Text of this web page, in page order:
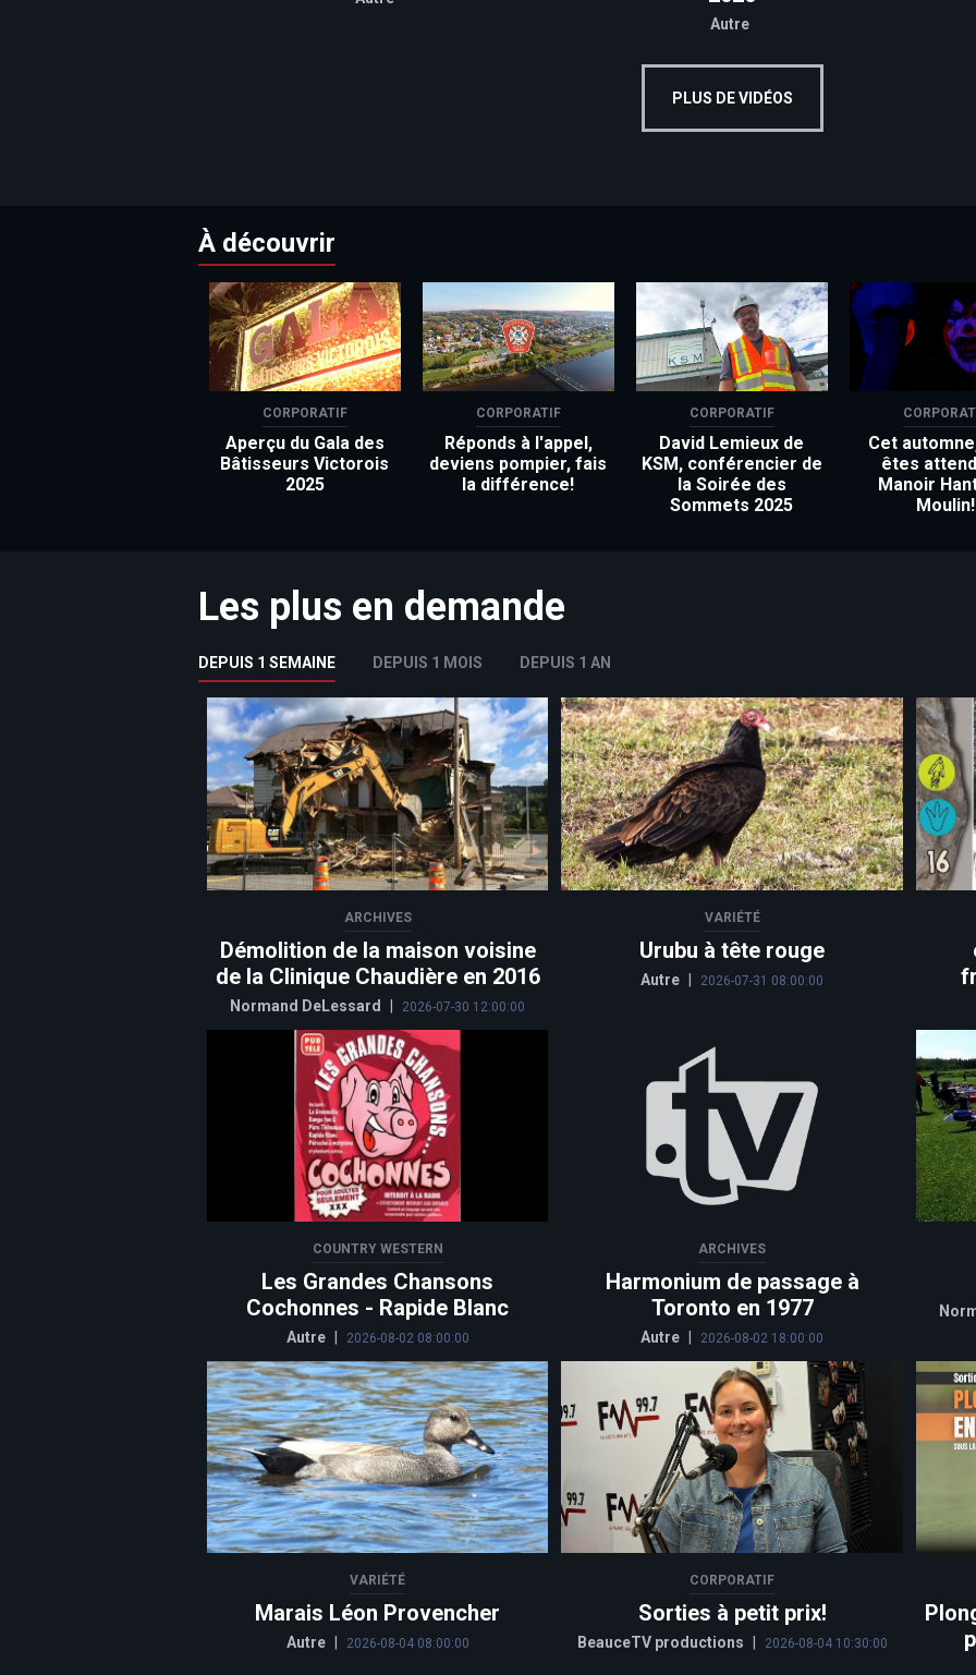
Autre
PLUS DE VIDÉOS
À découvrir
CORPORATIF
Aperçu du Gala des
Bâtisseurs Victorois
2025
CORPORATIF
Réponds à l'appel,
deviens pompier, fais
la différence!
CORPORATIF
David Lemieux de
KSM, conférencier de
la Soirée des
Sommets 2025
Cet
êtes
Manoir
Moulin!
Les plus en demande
DEPUIS 1 SEMAINE DEPUIS 1 MOIS DEPUIS 1 AN
ARCHIVES
Démolition de la maison voisine
de la Clinique Chaudière en 2016
Normand DeLessard 2026-07-30 12:00:00
VARIÉTÉ
Urubu à tête rouge
Autre 2026-07-31 08:00:00
COUNTRY WESTERN
Les Grandes Chansons
Cochonnes - Rapide Blanc
Autre 2026-08-02 08:00:00
ARCHIVES
Harmonium de passage à
Toronto en 1977
Autre 2026-08-02 18:00:00
VARIÉTÉ
Marais Léon Provencher
Autre 2026-08-04 08:00:00
CORPORATIF
Sorties à petit prix!
BeauceTV productions 2026-08-04 10:30:00